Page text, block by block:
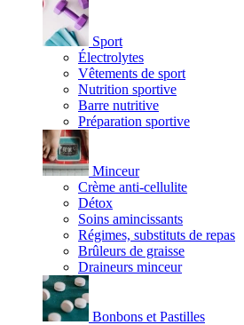
Sport
Électrolytes
Vêtements de sport
Nutrition sportive
Barre nutritive
Préparation sportive
Minceur
Crème anti-cellulite
Détox
Soins amincissants
Régimes, substituts de repas
Brûleurs de graisse
Draineurs minceur
Bonbons et Pastilles